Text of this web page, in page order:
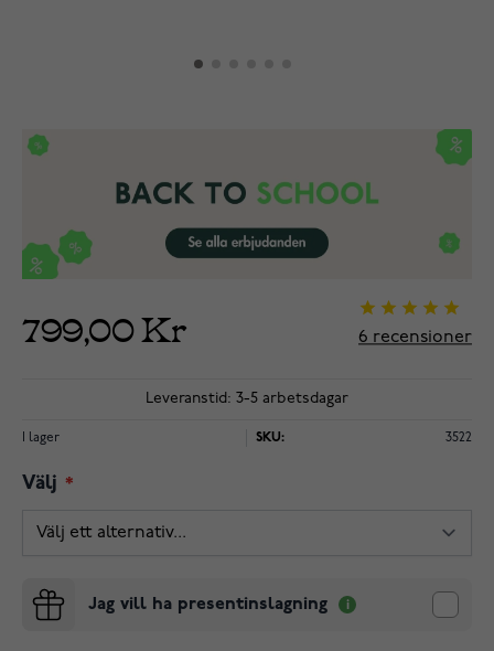
799,00 Kr 6 recensioner
Leveranstid: 3-5 arbetsdagar
I lager SKU: 3522
Välj
Jag vill ha presentinslagning